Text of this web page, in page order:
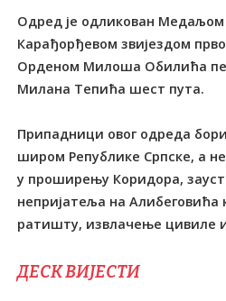
Одред је одликован Медаљом
Карађорђевом звијездом
Орденом Милоша Обилића
Милана Тепића шест пута.
Припадници овог одреда
широм Републике Српске, а
у проширењу Коридора,
непријатеља на Алибеговића
ратишту, извлачење цивиле
ДЕСК ВИЈЕСТИ